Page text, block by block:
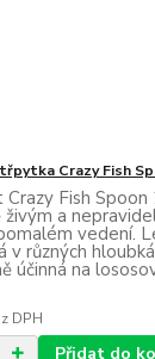
Crazy Fish
Fish Spoon
a
vedení.
v různých
účinná na
DPH
Přidat do